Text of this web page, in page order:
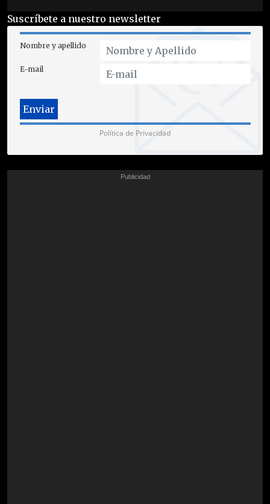
Suscríbete a nuestro newsletter
Nombre y apellido
E-mail
Política de Privacidad